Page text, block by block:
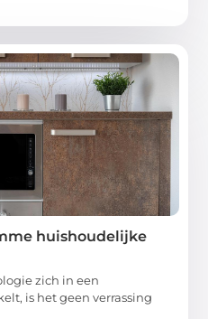
huishoudelijke
zich in een
is het geen verrassing